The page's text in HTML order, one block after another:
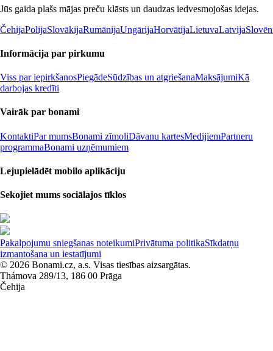
Jūs gaida plašs mājas preču klāsts un daudzas iedvesmojošas idejas.
ČehijaPolijaSlovākijaRumānijaUngārijaHorvātijaLietuvaLatvija
Informācija par pirkumu
Viss par iepirkšanosPiegādeSūdzības un atgriešanaMaksājumiKā
darbojas kredīti
Vairāk par bonami
KontaktiPar mumsBonami zīmoliDāvanu kartesMedijiemPartneru
programmaBonami uzņēmumiem
Lejupielādēt mobilo aplikāciju
Sekojiet mums sociālajos tīklos
Pakalpojumu sniegšanas noteikumiPrivātuma politikaSīkdatņu
izmantošana un iestatījumi
© 2026 Bonami.cz, a.s. Visas tiesības aizsargātas.
Thámova 289/13, 186 00 Prāga
Čehija